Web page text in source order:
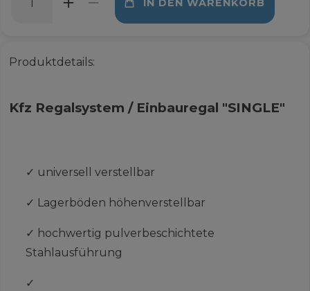
IN DEN WARENKORB
Produktdetails:
Kfz Regalsystem / Einbauregal "SINGLE"
✓ universell verstellbar
✓ Lagerböden höhenverstellbar
✓ hochwertig pulverbeschichtete
Stahlausführung
✓